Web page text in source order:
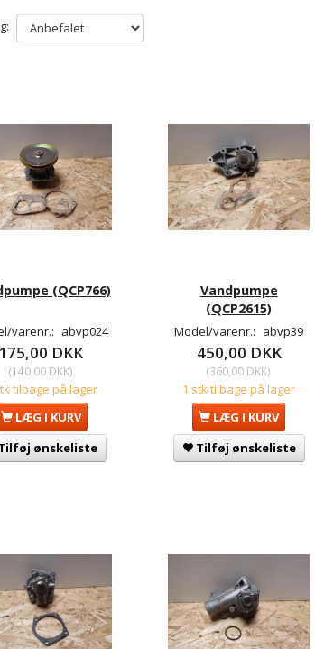
(QCP766)
varenr.: abvp024
175,00 DKK
(140,00 DKK)
tilbage på lager
LÆG I KURV
ønskeliste
Vandpumpe
(QCP2615)
Model/varenr.: abvp39
450,00 DKK
(360,00 DKK)
1 stk tilbage på lager
LÆG I KURV
Tilføj ønskeliste